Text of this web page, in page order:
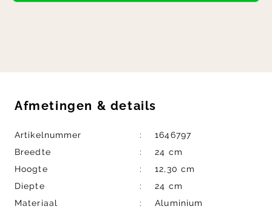
Afmetingen & details
Artikelnummer
1646797
Breedte
24 cm
Hoogte
12,30 cm
Diepte
24 cm
Materiaal
Aluminium